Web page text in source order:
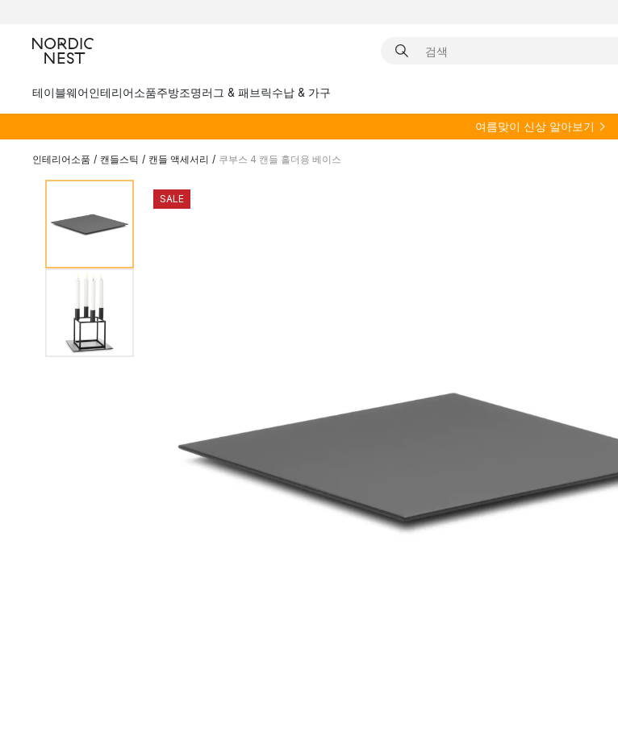
테이블웨어인테리어소품주방조명러그 & 패브릭수납 & 가구
여름맞이 신상 알아보기
인테리어소품 / 캔들스틱 / 캔들 액세서리 / 쿠부스 4 캔들 홀더용 베이스
SALE